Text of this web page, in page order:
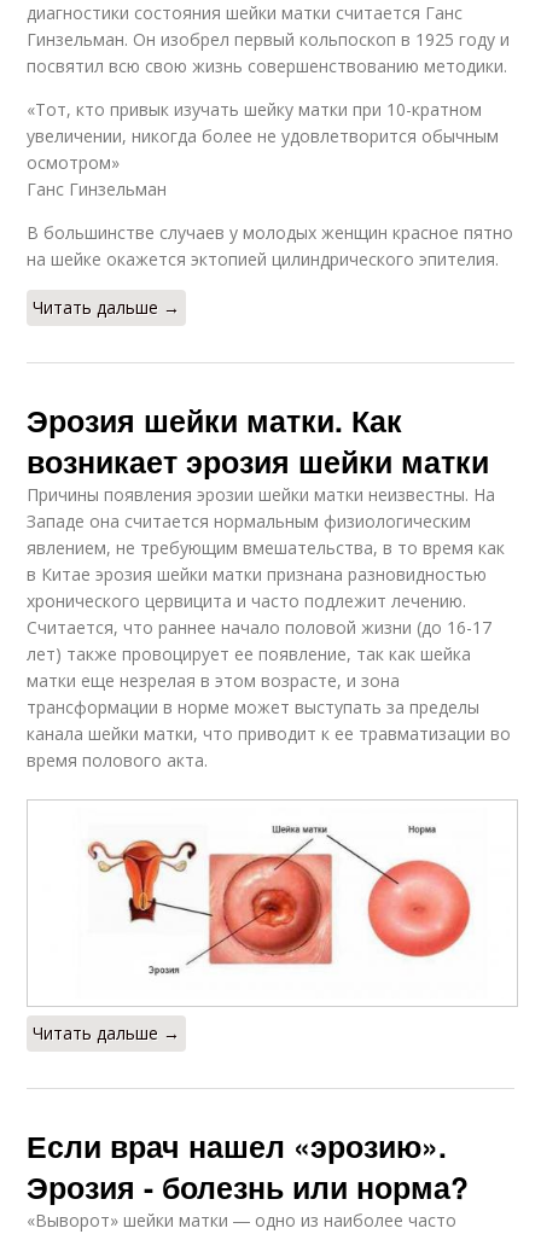
диагностики состояния шейки матки считается Ганс
Гинзельман. Он изобрел первый кольпоскоп в 1925 году и
посвятил всю свою жизнь совершенствованию методики.
«Тот, кто привык изучать шейку матки при 10-кратном
увеличении, никогда более не удовлетворится обычным
осмотром»
Ганс Гинзельман
В большинстве случаев у молодых женщин красное пятно
на шейке окажется эктопией цилиндрического эпителия.
Читать дальше →
Эрозия шейки матки. Как
возникает эрозия шейки матки
Причины появления эрозии шейки матки неизвестны. На
Западе она считается нормальным физиологическим
явлением, не требующим вмешательства, в то время как
в Китае эрозия шейки матки признана разновидностью
хронического цервицита и часто подлежит лечению.
Считается, что раннее начало половой жизни (до 16-17
лет) также провоцирует ее появление, так как шейка
матки еще незрелая в этом возрасте, и зона
трансформации в норме может выступать за пределы
канала шейки матки, что приводит к ее травматизации во
время полового акта.
Читать дальше →
Если врач нашел «эрозию».
Эрозия - болезнь или норма?
«Выворот» шейки матки ― одно из наиболее часто